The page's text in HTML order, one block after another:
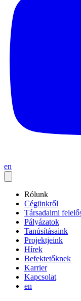
en
Rólunk
Cégünkről
Társadalmi
Pályázatok
Tanúsításaink
Projektjeink
Hírek
Befektetőknek
Karrier
Kapcsolat
en